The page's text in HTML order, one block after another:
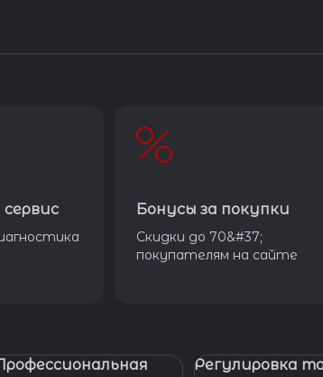
Бонусы за покупки
Скидки до 70&#37;
покупателям на сайте
Регулировка